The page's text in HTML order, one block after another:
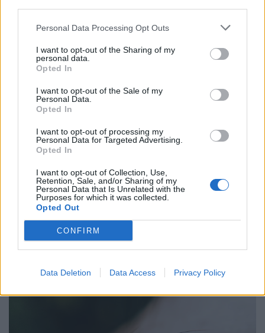
Personal Data Processing Opt Outs
I want to opt-out of the Sharing of my
personal data.
Opted In
I want to opt-out of the Sale of my
Personal Data.
Opted In
I want to opt-out of processing my
Personal Data for Targeted Advertising.
Opted In
I want to opt-out of Collection, Use,
Retention, Sale, and/or Sharing of my
Personal Data that Is Unrelated with the
Purposes for which it was collected.
Opted Out
CONFIRM
Data Deletion Data Access Privacy Policy
τροποποιήσεις στη νομοθεσία που
αφορά ιατρικές πράξεις της
ειδικότητάς τους
εξαγγελία εγκατάστασης
διαγνωστικής αλυσίδας στην Κω
ΣΧΕΤΙΚΑ ΑΡΘΡΑ